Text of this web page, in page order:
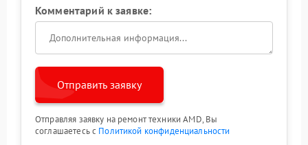
Комментарий к заявке:
Отправить заявку
Отправляя заявку на ремонт техники AMD, Вы
соглашаетесь с Политикой конфиденциальности